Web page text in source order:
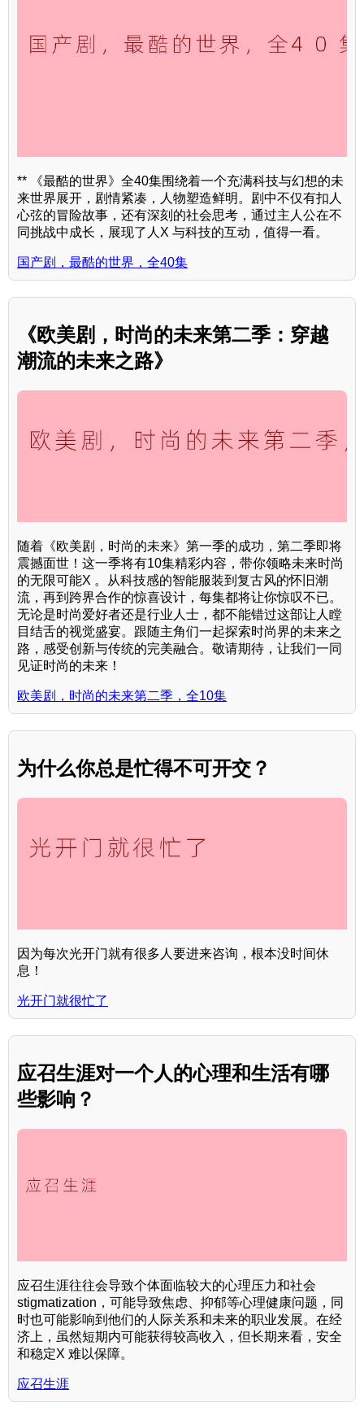
** 《最酷的世界》全40集围绕着一个充满科技与幻想的未
来世界展开，剧情紧凑，人物塑造鲜明。剧中不仅有扣人
心弦的冒险故事，还有深刻的社会思考，通过主人公在不
同挑战中成长，展现了人X 与科技的互动，值得一看。
国产剧，最酷的世界，全40集
《欧美剧，时尚的未来第二季：穿越
潮流的未来之路》
随着《欧美剧，时尚的未来》第一季的成功，第二季即将
震撼面世！这一季将有10集精彩内容，带你领略未来时尚
的无限可能X 。从科技感的智能服装到复古风的怀旧潮
流，再到跨界合作的惊喜设计，每集都将让你惊叹不已。
无论是时尚爱好者还是行业人士，都不能错过这部让人瞠
目结舌的视觉盛宴。跟随主角们一起探索时尚界的未来之
路，感受创新与传统的完美融合。敬请期待，让我们一同
见证时尚的未来！
欧美剧，时尚的未来第二季，全10集
为什么你总是忙得不可开交？
因为每次光开门就有很多人要进来咨询，根本没时间休
息！
光开门就很忙了
应召生涯对一个人的心理和生活有哪
些影响？
应召生涯往往会导致个体面临较大的心理压力和社会
stigmatization，可能导致焦虑、抑郁等心理健康问题，同
时也可能影响到他们的人际关系和未来的职业发展。在经
济上，虽然短期内可能获得较高收入，但长期来看，安全
和稳定X 难以保障。
应召生涯